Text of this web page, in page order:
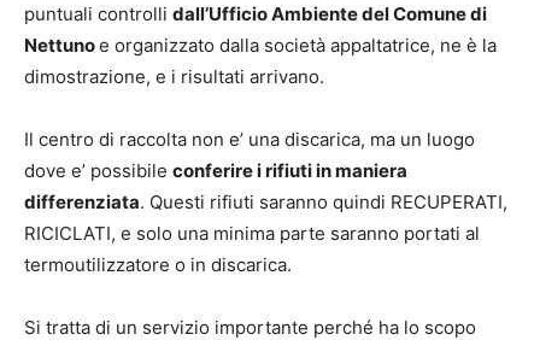
puntuali controlli dall’Ufficio Ambiente del Comune di
Nettunoe organizzato dalla società appaltatrice, ne è la
dimostrazione, e i risultati arrivano.
Il centro di raccolta non e’ una discarica, ma un luogo
dove e’ possibile conferire i rifiuti in maniera
differenziata. Questi rifiuti saranno quindi RECUPERATI,
RICICLATI, e solo una minima parte saranno portati al
termoutilizzatore o in discarica.
Si tratta di un servizio importante perché ha lo scopo